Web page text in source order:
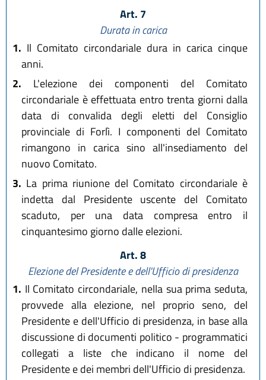
Art. 7
Durata in carica
1. Il Comitato circondariale dura in carica cinque
anni.
2. L'elezione dei componenti del Comitato
circondariale è effettuata entro trenta giorni dalla
data di convalida degli eletti del Consiglio
provinciale di Forlì. I componenti del Comitato
rimangono in carica sino all'insediamento del
nuovo Comitato.
3. La prima riunione del Comitato circondariale è
indetta dal Presidente uscente del Comitato
scaduto, per una data compresa entro il
cinquantesimo giorno dalle elezioni.
Art. 8
Elezione del Presidente e dell'Ufficio di presidenza
1. Il Comitato circondariale, nella sua prima seduta,
provvede alla elezione, nel proprio seno, del
Presidente e dell'Ufficio di presidenza, in base alla
discussione di documenti politico - programmatici
collegati a liste che indicano il nome del
Presidente e dei membri dell'Ufficio di presidenza.